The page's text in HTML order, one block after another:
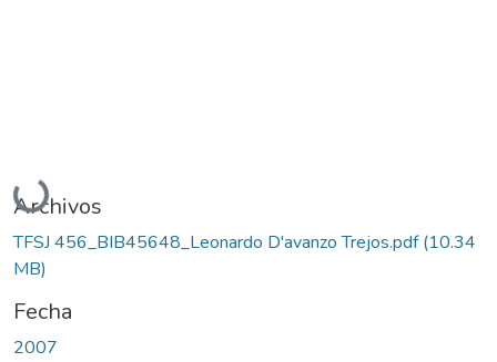
Cargando...
Archivos
TFSJ 456_BIB45648_Leonardo D'avanzo Trejos.pdf(10.34
MB)
Fecha
2007